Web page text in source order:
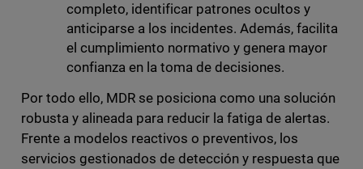
completo, identificar patrones ocultos y
anticiparse a los incidentes. Además, facilita
el cumplimiento normativo y genera mayor
confianza en la toma de decisiones.
Por todo ello, MDR se posiciona como una solución
robusta y alineada para reducir la fatiga de alertas.
Frente a modelos reactivos o preventivos, los
servicios gestionados de detección y respuesta que